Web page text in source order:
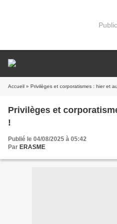
Accueil » Privilèges et corporatismes : hier et
Privilèges et
!
Publié le 04/08/2025 à 05:42
Par ERASME